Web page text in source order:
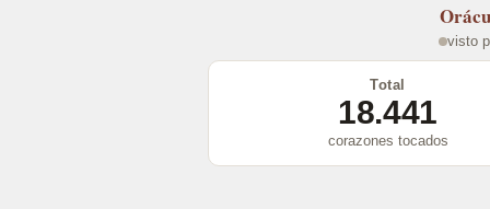
visto
Total
18.441
corazones tocados